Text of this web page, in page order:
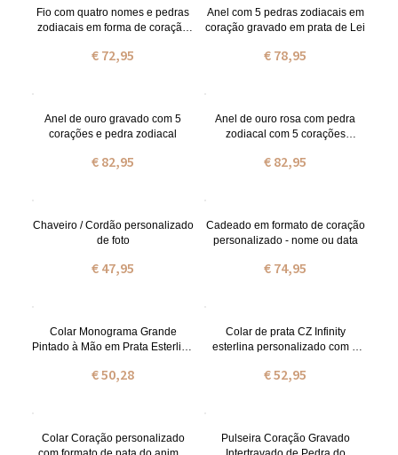
Fio com quatro nomes e pedras
zodiacais em forma de coração
€ 72,95
Anel com 5 pedras zodiacais em
coração gravado em prata de Lei
€ 78,95
Anel de ouro gravado com 5
corações e pedra zodiacal
€ 82,95
Anel de ouro rosa com pedra
zodiacal com 5 corações
€ 82,95
Chaveiro / Cordão personalizado
de foto
€ 47,95
Cadeado em formato de coração
personalizado - nome ou data
€ 74,95
Colar Monograma Grande
Pintado à Mão em Prata Esterlina
€ 50,28
Colar de prata CZ Infinity
esterlina personalizado com 2
€ 52,95
Colar Coração personalizado
Pulseira Coração Gravado